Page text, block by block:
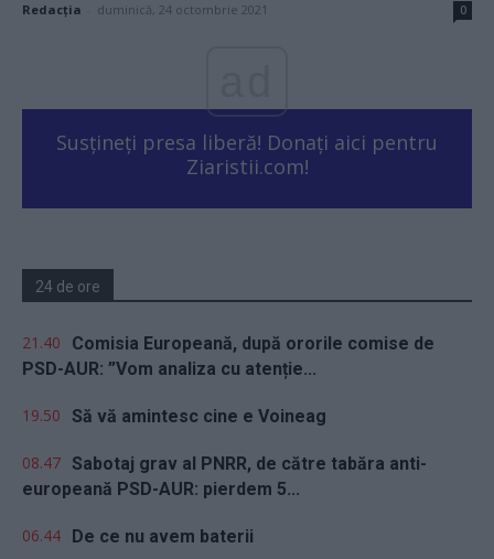
Redacţia duminică, 24 octombrie 2021 0
Susțineți presa liberă! Donați aici pentru
Ziaristii.com!
24 de ore
21.40
Comisia Europeană, după ororile comise de
PSD-AUR: ”Vom analiza cu atenție...
19.50 Să vă amintesc cine e Voineag
08.47 Sabotaj grav al PNRR, de către tabăra anti-
europeană PSD-AUR: pierdem 5...
06.44 De ce nu avem baterii